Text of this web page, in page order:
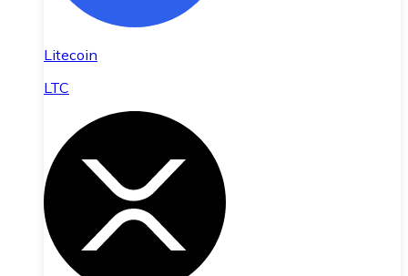
Litecoin
LTC